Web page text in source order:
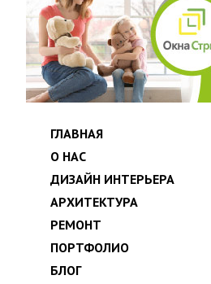
ГЛАВНАЯ
О НАС
ДИЗАЙН ИНТЕРЬЕРА
АРХИТЕКТУРА
РЕМОНТ
ПОРТФОЛИО
БЛОГ